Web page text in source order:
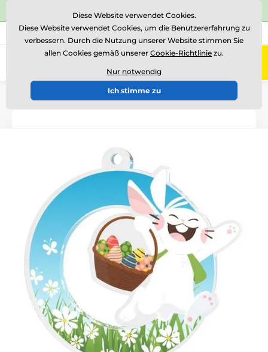
⭐Siehe 504 verifizierte Bewertungen auf
Rufen Sie uns an (Mo-Fr 15-18) +43 676 361 37 22
0
Einführung Auszeichnungen nach Thema
Diese Website verwendet Cookies.
Diese Website verwendet Cookies, um die Benutzererfahrung zu
verbessern. Durch die Nutzung unserer Website stimmen Sie
allen Cookies gemäß unserer Cookie-Richtlinie zu.
Nur notwendig
Ich stimme zu